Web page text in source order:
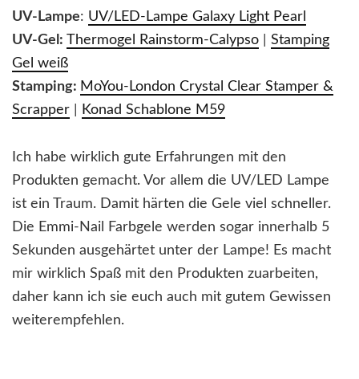
UV-Lampe: UV/LED-Lampe Galaxy Light Pearl
UV-Gel:
Thermogel Rainstorm-Calypso
Stamping
Gel weiß
Stamping: MoYou-London Crystal Clear Stamper &
Scrapper
Konad Schablone M59
Ich habe wirklich gute Erfahrungen mit den
Produkten gemacht. Vor allem die UV/LED Lampe
ist ein Traum. Damit härten die Gele viel schneller.
Die Emmi-Nail Farbgele werden sogar innerhalb 5
Sekunden ausgehärtet unter der Lampe! Es macht
mir wirklich Spaß mit den Produkten zuarbeiten,
daher kann ich sie euch auch mit gutem Gewissen
weiterempfehlen.